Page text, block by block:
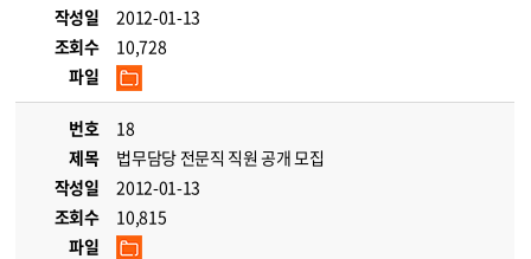
작성일
2012-01-13
조회수
10,728
파일
번호
18
제목
법무담당 전문직 직원 공개 모집
작성일
2012-01-13
조회수
10,815
파일